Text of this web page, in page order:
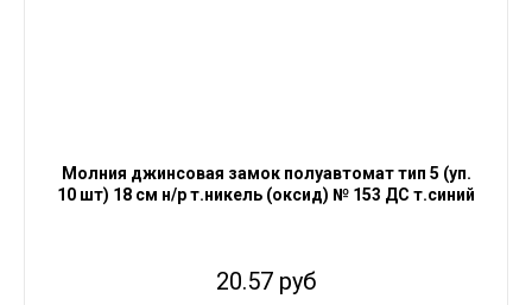
Молния джинсовая замок полуавтомат тип 5 (уп.
10 шт) 18 см н/р т.никель (оксид) № 153 ДС т.синий
20.57 руб